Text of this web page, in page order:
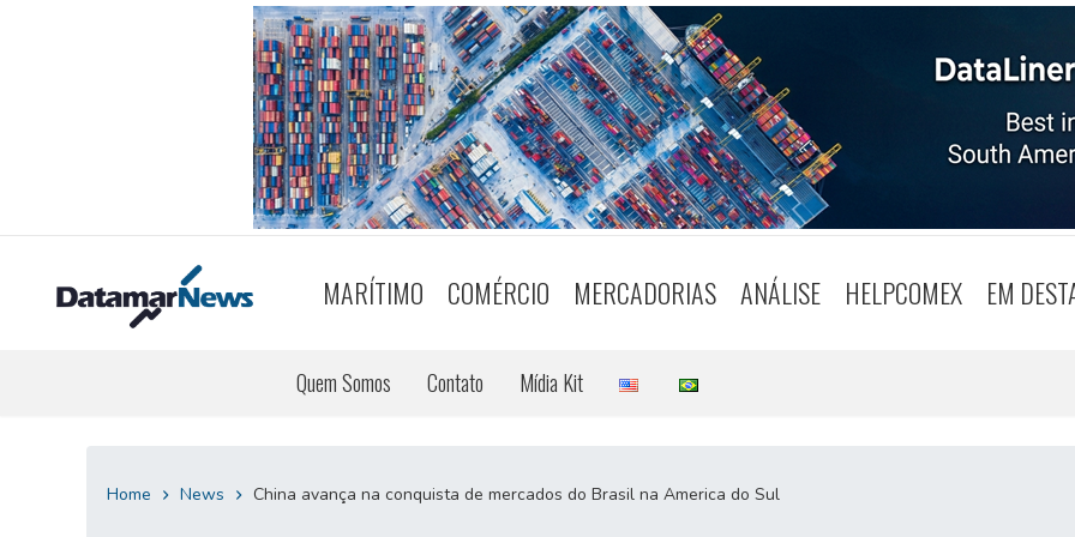
MARÍTIMO COMÉRCIO MERCADORIAS ANÁLISE HELPCOMEX EM
Quem Somos Contato Mídia Kit
Home News China avança na conquista de mercados do Brasil na America do Sul